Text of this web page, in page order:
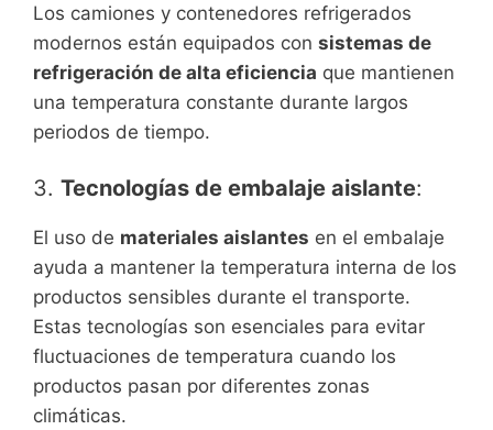
Los camiones y contenedores refrigerados
modernos están equipados con sistemas de
refrigeración de alta eficiencia que mantienen
una temperatura constante durante largos
periodos de tiempo.
3. Tecnologías de embalaje aislante:
El uso de materiales aislantes en el embalaje
ayuda a mantener la temperatura interna de los
productos sensibles durante el transporte.
Estas tecnologías son esenciales para evitar
fluctuaciones de temperatura cuando los
productos pasan por diferentes zonas
climáticas.